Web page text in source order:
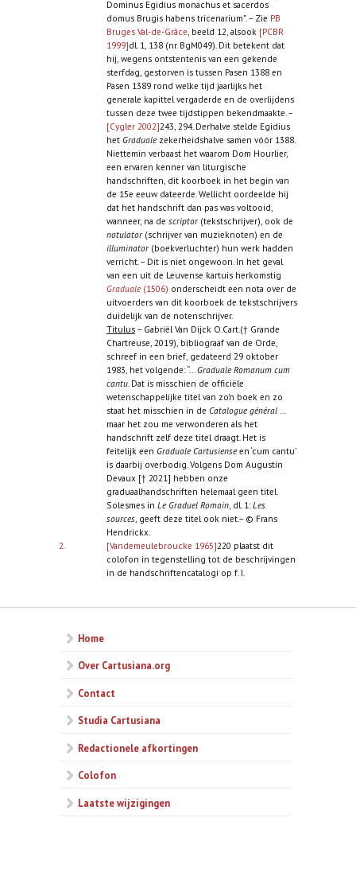
Dominus Egidius monachus et sacerdos
domus Brugis habens tricenarium". – Zie PB
Bruges Val-de-Grâce , beeld 12, alsook [PCBR
1999]dl. 1, 138 (nr. BgM049). Dit betekent dat
hij, wegens ontstentenis van een gekende
sterfdag, gestorven is tussen Pasen 1388 en
Pasen 1389 rond welke tijd jaarlijks het
generale kapittel vergaderde en de overlijdens
tussen deze twee tijdstippen bekendmaakte. –
[Cygler 2002]243, 294. Derhalve stelde Egidius
het Gradualezekerheidshalve samen vóór 1388.
Niettemin verbaast het waarom Dom Hourlier,
een ervaren kenner van liturgische
handschriften, dit koorboek in het begin van
de 15e eeuw dateerde. Wellicht oordeelde hij
dat het handschrift dan pas was voltooid,
wanneer, na de scriptor(tekstschrijver), ook de
notulator(schrijver van muzieknoten) en de
illuminator(boekverluchter) hun werk hadden
verricht. – Dit is niet ongewoon. In het geval
van een uit de Leuvense kartuis herkomstig
Graduale(1506) onderscheidt een nota over de
uitvoerders van dit koorboek de tekstschrijvers
duidelijk van de notenschrijver.
Titulus– Gabriël Van Dijck O.Cart.(† Grande
Chartreuse, 2019), bibliograaf van de Orde,
schreef in een brief, gedateerd 29 oktober
1983, het volgende: “... Graduale Romanum cum
cantu. Dat is misschien de officiële
wetenschappelijke titel van zo’n boek en zo
staat het misschien in de Catalogue général...
maar het zou me verwonderen als het
handschrift zelf deze titel draagt. Het is
feitelijk een Graduale Cartusienseen ‘cum cantu’
is daarbij overbodig. Volgens Dom Augustin
Devaux [† 2021] hebben onze
graduaalhandschriften helemaal geen titel.
Solesmes in Le Graduel Romain, dl. 1:Les
sources, geeft deze titel ook niet.– © Frans
Hendrickx.
2.
[Vandemeulebroucke 1965]220 plaatst dit
colofon in tegenstelling tot de beschrijvingen
in de handschriftencatalogi op f. I.
Home
Over Cartusiana.org
Contact
Studia Cartusiana
Redactionele afkortingen
Colofon
Laatste wijzigingen